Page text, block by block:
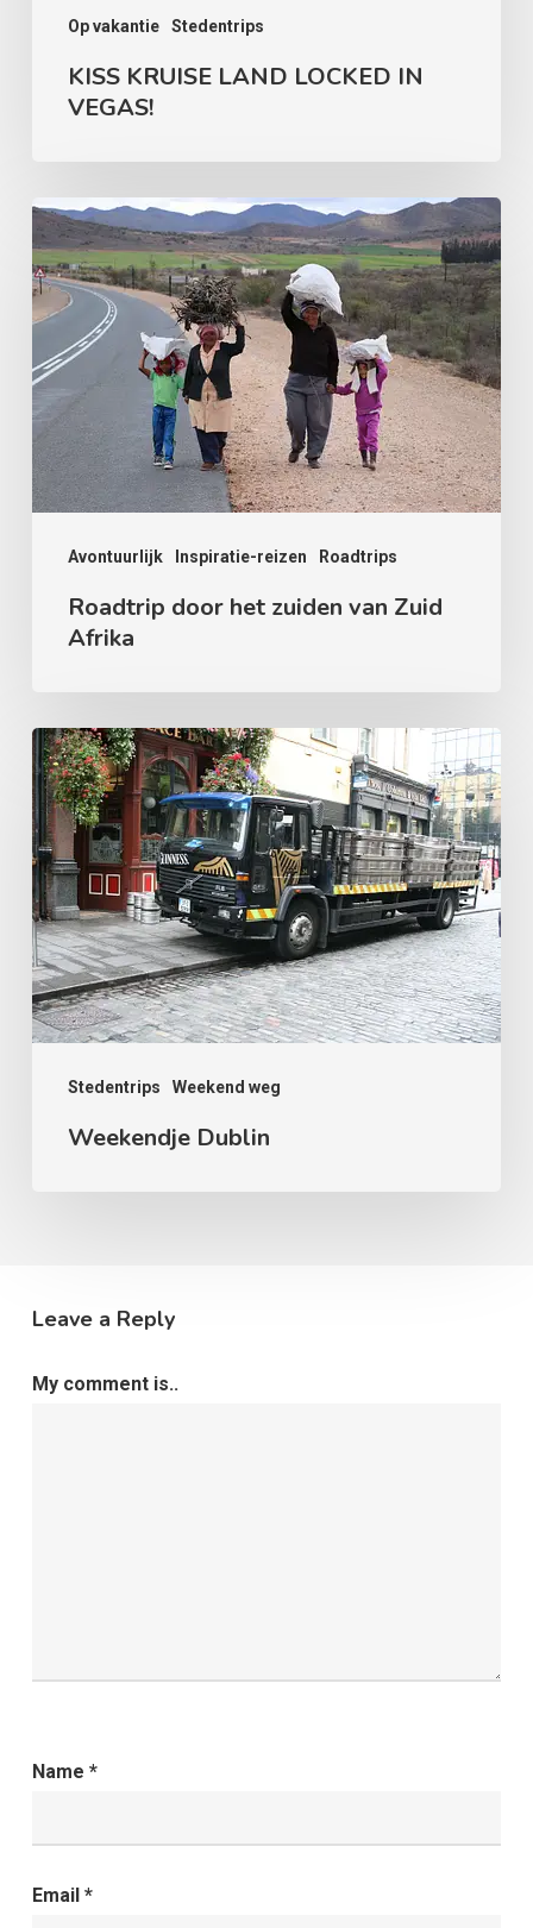
Op vakantie Stedentrips
KISS KRUISE LAND LOCKED IN
VEGAS!
Avontuurlijk Inspiratie-reizen Roadtrips
Roadtrip
door
het
zuiden
van
Zuid
Afrika
Roadtrip door het zuiden van Zuid
Afrika
Stedentrips Weekend weg
Weekendje
Dublin
Weekendje Dublin
Leave a Reply
My comment is..
Name *
Email *